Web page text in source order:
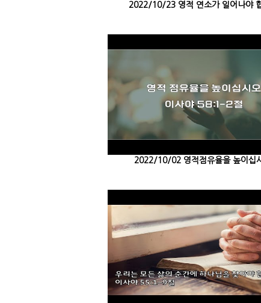
2022/10/23 영적 연소가 일어나야
2022/10/02 영적점유율을 높이십